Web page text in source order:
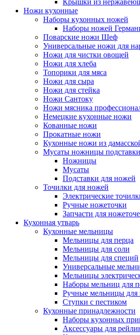
Крышки из
Ножи кухонные
Наборы кухонных ножей
Наборы ножей
Поварские ножи Шеф
Универсальные ножи для
Ножи для чистки овощей
Ножи для хлеба
Топорики для мяса
Ножи для сыра
Ножи для стейка
Ножи Сантоку
Ножи мясника
Немецкие кухонные ножи
Кованные ножи
Прокатные ножи
Кухонные ножи из
Мусаты ножницы подставки
Ножницы
Мусаты
Подставки для ножей
Точилки для ножей
Электрические
Ручные ножеточки
Запчасти для
Кухонная утварь
Кухонные мельницы
Мельницы для перца
Мельницы для соли
Мельницы для специй
Универсальные
Мельницы
Наборы мельниц для
Ручные мельницы для
Ступки с пестиком
Кухонные принадлежности
Наборы кухонных
Аксессуары для